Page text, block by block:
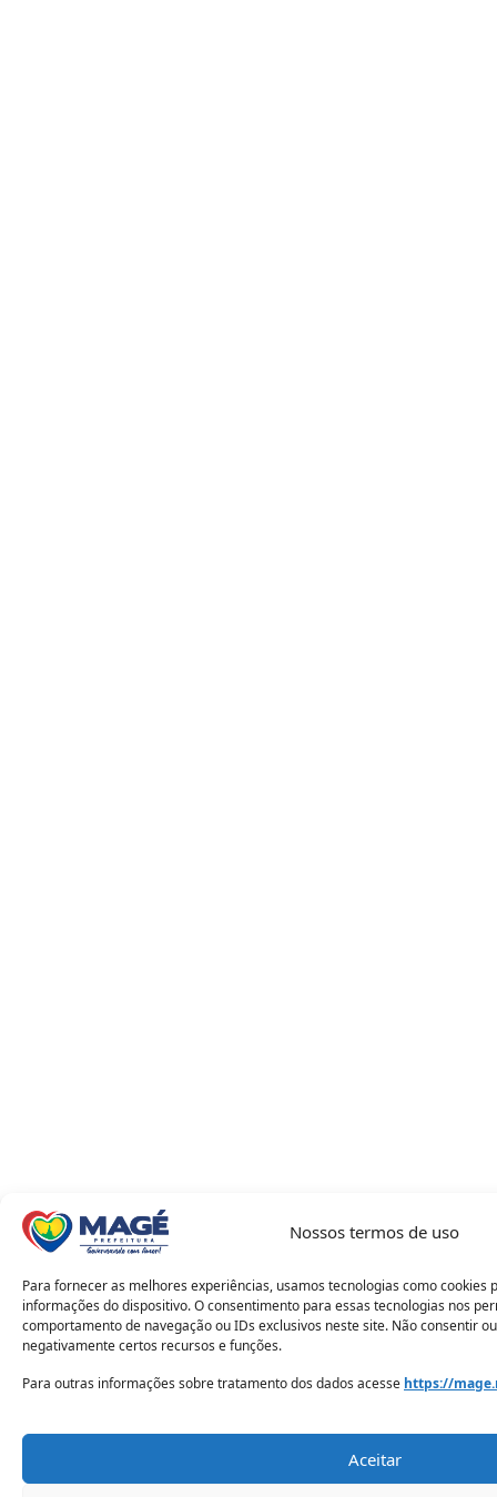
Nossos termos de uso
Para fornecer as melhores experiências, usamos tecnologias como cookies
informações do dispositivo. O consentimento para essas tecnologias nos
comportamento de navegação ou IDs exclusivos neste site. Não consentir
negativamente certos recursos e funções.
Para outras informações sobre tratamento dos dados acesse https://
Aceitar